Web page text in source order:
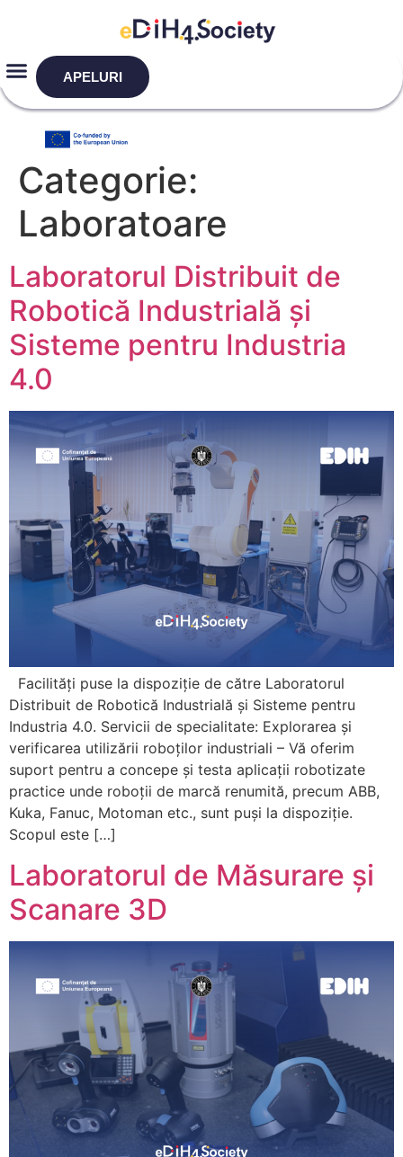
APELURI
Categorie:
Laboratoare
Laboratorul Distribuit de
Robotică Industrială și
Sisteme pentru Industria
4.0
Facilități puse la dispoziție de către Laboratorul
Distribuit de Robotică Industrială și Sisteme pentru
Industria 4.0. Servicii de specialitate: Explorarea și
verificarea utilizării roboților industriali – Vă oferim
suport pentru a concepe și testa aplicații robotizate
practice unde roboții de marcă renumită, precum ABB,
Kuka, Fanuc, Motoman etc., sunt puși la dispoziție.
Scopul este […]
Laboratorul de Măsurare și
Scanare 3D